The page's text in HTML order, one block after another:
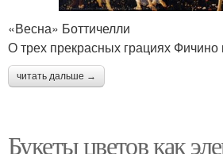
«Весна» Боттичелли
О трех прекрасных грациях
читать дальше →
Букеты цветов как